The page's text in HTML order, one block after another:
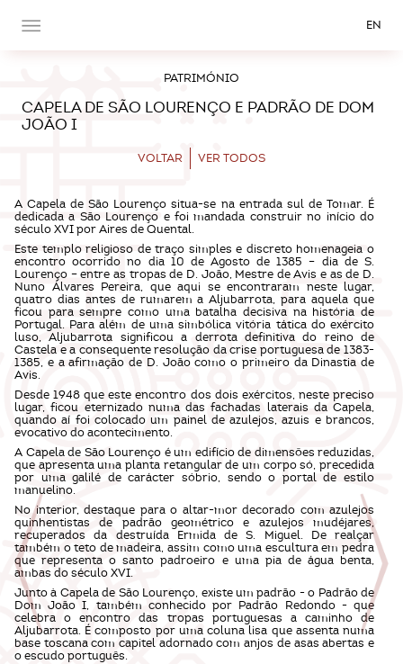
EN
PATRIMÓNIO
CAPELA DE SÃO LOURENÇO E PADRÃO DE DOM
JOÃO I
VOLTAR VER TODOS
A Capela de São Lourenço situa-se na entrada sul de Tomar. É
dedicada a São Lourenço e foi mandada construir no início do
século XVI por Aires de Quental.
Este templo religioso de traço simples e discreto homenageia o
encontro ocorrido no dia 10 de Agosto de 1385 – dia de S.
Lourenço – entre as tropas de D. João, Mestre de Avis e as de D.
Nuno Álvares Pereira, que aqui se encontraram neste lugar,
quatro dias antes de rumarem a Aljubarrota, para aquela que
ficou para sempre como uma batalha decisiva na história de
Portugal. Para além de uma simbólica vitória tática do exército
luso, Aljubarrota significou a derrota definitiva do reino de
Castela e a consequente resolução da crise portuguesa de 1383-
1385, e a afirmação de D. João como o primeiro da Dinastia de
Avis.
Desde 1948 que este encontro dos dois exércitos, neste preciso
lugar, ficou eternizado numa das fachadas laterais da Capela,
quando aí foi colocado um painel de azulejos, azuis e brancos,
evocativo do acontecimento.
A Capela de São Lourenço é um edifício de dimensões reduzidas,
que apresenta uma planta retangular de um corpo só, precedida
por uma galilé de carácter sóbrio, sendo o portal de estilo
manuelino.
No interior, destaque para o altar-mor decorado com azulejos
quinhentistas de padrão geométrico e azulejos mudéjares,
recuperados da destruída Ermida de S. Miguel. De realçar
também o teto de madeira, assim como uma escultura em pedra
que representa o santo padroeiro e uma pia de água benta,
ambas do século XVI.
Junto à Capela de São Lourenço, existe um padrão - o Padrão de
Dom João I, também conhecido por Padrão Redondo - que
celebra o encontro das tropas portuguesas a caminho de
Aljubarrota. É composto por uma coluna lisa que assenta numa
base toscana com capitel adornado com anjos de asas abertas e
o escudo português.